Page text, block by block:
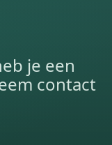
je een
contact